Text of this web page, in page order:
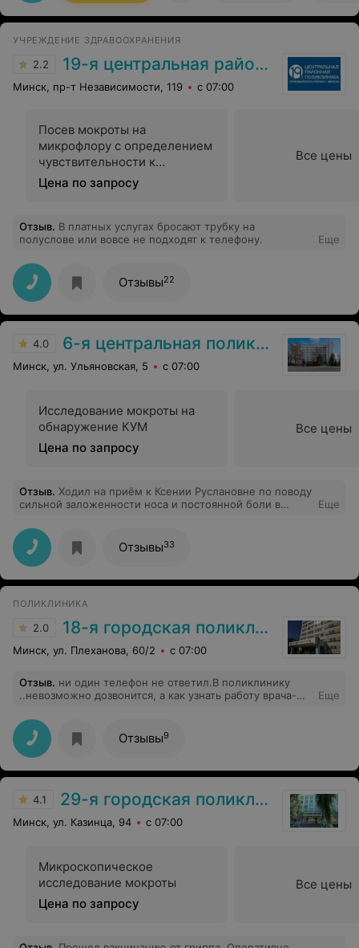
УЧРЕЖДЕНИЕ ЗДРАВООХРАНЕНИЯ
2.2 19-я центральная районная поликлиника Первомайского района г. Минска
Минск, пр-т Независимости, 119 с 07:00
Посев мокроты на
микрофлору с определением
чувствительности к
антибиотикам
Цена по запросу
Все цены
Отзыв. В платных услугах бросают трубку на
полуслове или вовсе не подходят к телефону.
Еще
Отзывы22
4.0 6-я центральная поликлиника
Минск, ул. Ульяновская, 5 с 07:00
Исследование мокроты на
обнаружение КУМ
Цена по запросу
Все цены
Отзыв. Ходил на приём к Ксении Руслановне по поводу
сильной заложенности носа и постоянной боли в
уже несколько недель не проходил. Врач внимательно
выслушала, посмотрела горло и нос, объяснила, что
это затяжной фарингит с воспалением слизистой, и
подобрала лечение. После курса состояние
действительно улучшилось — ушла и боль, и
Также обратил внимание, что у врача очень большой
поток людей. Несмотря на это, Ксения Руслановна
принимала без перерыва, даже без обеда, чтобы все
успели попасть на приём. Это сразу вызывает
уважение — видно, что человек работает на совесть.
вопросы и ничего не навязывала. В моём случае всё
было четко, по делу и эффективно. Спасибо за помощь
компетентного ЛОР-врача.
Еще
Отзывы33
ПОЛИКЛИНИКА
2.0 18-я городская поликлиника
Минск, ул. Плеханова, 60/2 с 07:00
Отзыв. ни один телефон не ответил.В поликлинику
..невозможно дозвонится, а как узнать работу врача-
Еще
Отзывы9
4.1 29-я городская поликлиника
Минск, ул. Казинца, 94 с 07:00
Микроскопическое
исследование мокроты
Цена по запросу
Все цены